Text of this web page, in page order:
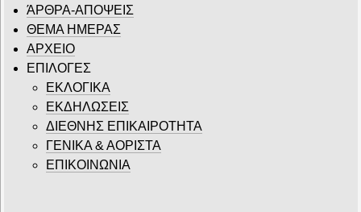
ΆΡΘΡΑ-ΑΠΟΨΕΙΣ
ΘΕΜΑ ΗΜΕΡΑΣ
ΑΡΧΕΙΟ
ΕΠΙΛΟΓΕΣ
ΕΚΛΟΓΙΚΑ
ΕΚΔΗΛΩΣΕΙΣ
ΔΙΕΘΝΗΣ ΕΠΙΚΑΙΡΟΤΗΤΑ
ΓΕΝΙΚΑ & ΑΟΡΙΣΤΑ
ΕΠΙΚΟΙΝΩΝΙΑ